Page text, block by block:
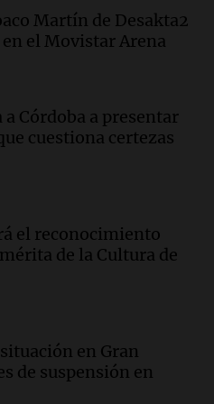
mejorar la
aérea y digital
a la longevidad: por
de alimentos con
un asalto millonario a
en Villa
en Argentina
pero acumula un
en el semestre
Martín de Desakta2
el Movistar Arena
Córdoba a presentar
cuestiona certezas
el reconocimiento
de la Cultura de
en Gran
de suspensión en